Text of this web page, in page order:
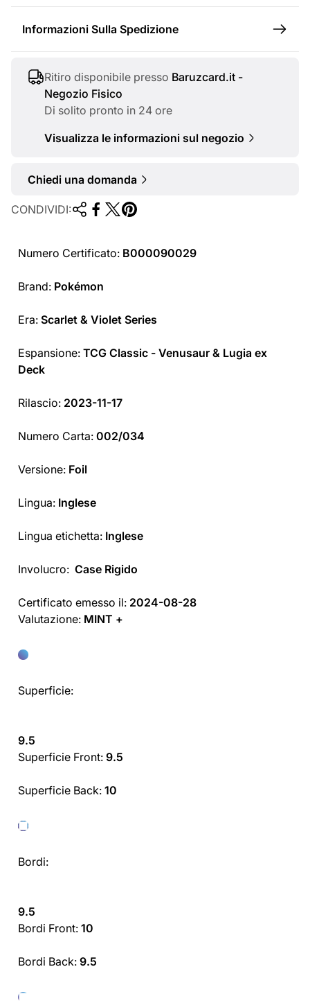
Informazioni Sulla Spedizione
Ritiro disponibile presso Baruzcard.it -
Negozio Fisico
Di solito pronto in 24 ore
Visualizza le informazioni sul negozio
Chiedi una domanda
CONDIVIDI:
Numero Certificato: B000090029
Brand: Pokémon
Era: Scarlet & Violet Series
Espansione: TCG Classic - Venusaur & Lugia ex
Deck
Rilascio: 2023-11-17
Numero Carta: 002/034
Versione: Foil
Lingua: Inglese
Lingua etichetta: Inglese
Involucro: Case Rigido
Certificato emesso il: 2024-08-28
Valutazione: MINT +
Superficie:
9.5
Superficie Front: 9.5
Superficie Back: 10
Bordi:
9.5
Bordi Front: 10
Bordi Back: 9.5